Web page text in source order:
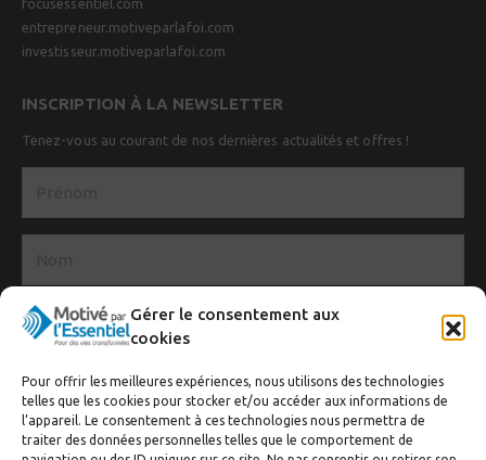
Gérer le consentement aux
cookies
Pour offrir les meilleures expériences, nous utilisons des technologies
telles que les cookies pour stocker et/ou accéder aux informations de
l’appareil. Le consentement à ces technologies nous permettra de
traiter des données personnelles telles que le comportement de
entrepreneur.motiveparlafoi.com
investisseur.motiveparlafoi.com
INSCRIPTION À LA NEWSLETTER
Tenez-vous au courant de nos dernières actualités et offres !
J’accepte de recevoir la newsletter
S'inscrire